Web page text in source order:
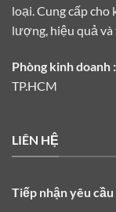
loại. Cung cấp cho
lượng, hiệu quả
Phòng kinh doanh :
TP.HCM
LIÊN HỆ
Tiếp nhận yêu cầu